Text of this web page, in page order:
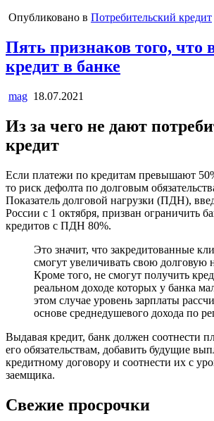
Опубликовано в Потребительский кредит
Пять признаков того, что
кредит в банке
mag 18.07.2021
Из за чего не дают
кредит
Если платежи по кредитам превышают
то риск дефолта по долговым
Показатель долговой нагрузки (ПДН),
России с 1 октября, призван ограничить
кредитов с ПДН 80%.
Это значит, что закредитованные
смогут увеличивать свою долговую
Кроме того, не смогут получить
реальном доходе которых у банка
этом случае уровень зарплаты
основе среднедушевого дохода по
Выдавая кредит, банк должен соотнести
его обязательствам, добавить будущие
кредитному договору и соотнести их с
заемщика.
Свежие просрочки